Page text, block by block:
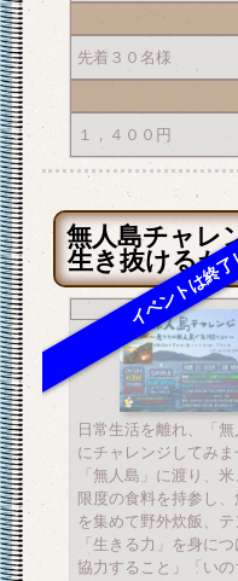
先着３０名様
１，４００円
無人島チャレ
生き抜けるか
日常生活を離れ、「
にチャレンジしてみ
「無人島」に渡り、
限度の食料を持参し
を集めて野外炊飯、テ
「生きる力」を身に
協力すること」「い